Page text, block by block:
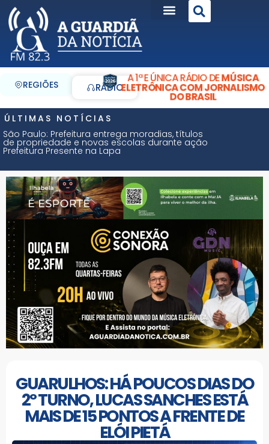
REGIÕES RÁDIO
A 1ª E ÚNICA RÁDIO DEMÚSICA
ELETRÔNICA COM JORNALISMO
DO BRASIL
ÚLTIMAS NOTÍCIAS
São Paulo: Prefeitura entrega moradias, títulos
de propriedade e novas escolas durante ação
Prefeitura Presente na Lapa
GUARULHOS: HÁ POUCOS DIAS DO
2º TURNO, LUCAS SANCHES ESTÁ
MAIS DE 15 PONTOS A FRENTE DE
ELÓI PIETÁ